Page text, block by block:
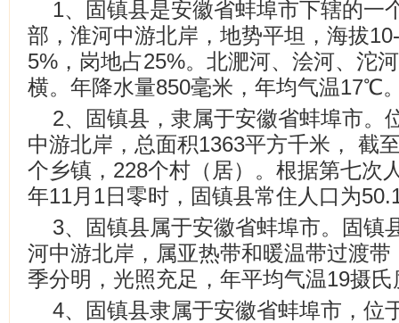
1、固镇县是安徽省蚌埠市下辖的一
部，淮河中游北岸，地势平坦，海拔
5%，岗地占25%。北淝河、浍河、沱
横。年降水量850毫米，年均气温17℃
2、固镇县，隶属于安徽省蚌埠市。
中游北岸，总面积1363平方千米， 截
个乡镇，228个村（居）。根据第七次
年11月1日零时，固镇县常住人口为
3、固镇县属于安徽省蚌埠市。固镇
河中游北岸，属亚热带和暖温带过渡
季分明，光照充足，年平均气温19摄
4、固镇县隶属于安徽省蚌埠市，位